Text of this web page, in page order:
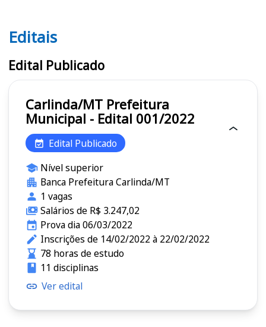
Editais
Editais
Edital Publicado
Carlinda/MT Prefeitura
Municipal - Edital 001/2022
Edital Publicado
Nível superior
Banca Prefeitura Carlinda/MT
1 vagas
Salários de R$ 3.247,02
Prova dia 06/03/2022
Inscrições de 14/02/2022 à 22/02/2022
78 horas de estudo
11 disciplinas
Ver edital